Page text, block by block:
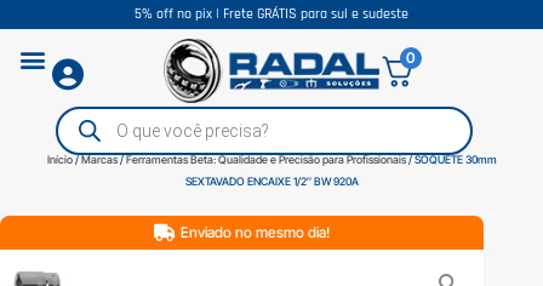
5% off no pix | Frete GRÁTIS para sul e sudeste
0
Início/Marcas/Ferramentas Beta: Qualidade e Precisão para Profissionais/ SOQUETE 30mm
SEXTAVADO ENCAIXE 1/2″ BW 920A
Enviado no mesmo dia!